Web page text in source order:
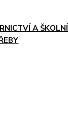
A ŠKOLNÍ